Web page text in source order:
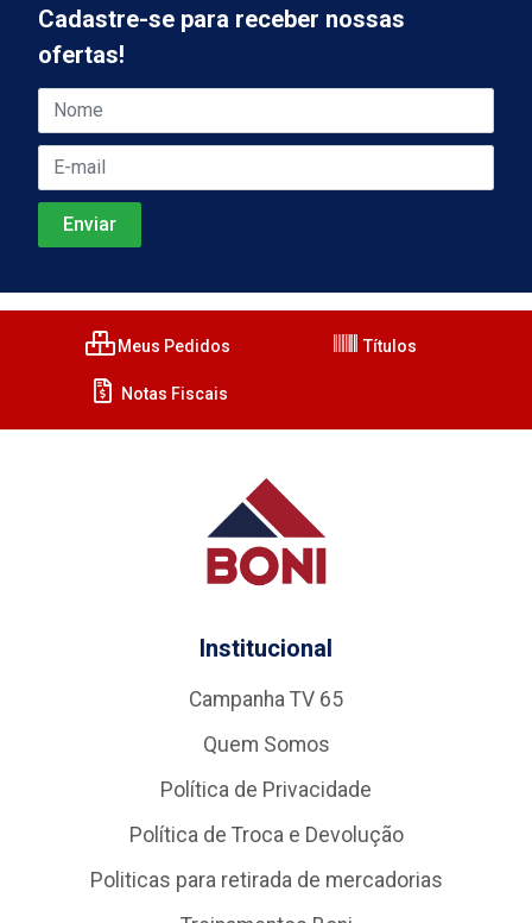
Cadastre-se para receber nossas
ofertas!
Meus Pedidos Títulos
Notas Fiscais
Institucional
Campanha TV 65
Quem Somos
Política de Privacidade
Política de Troca e Devolução
Politicas para retirada de mercadorias